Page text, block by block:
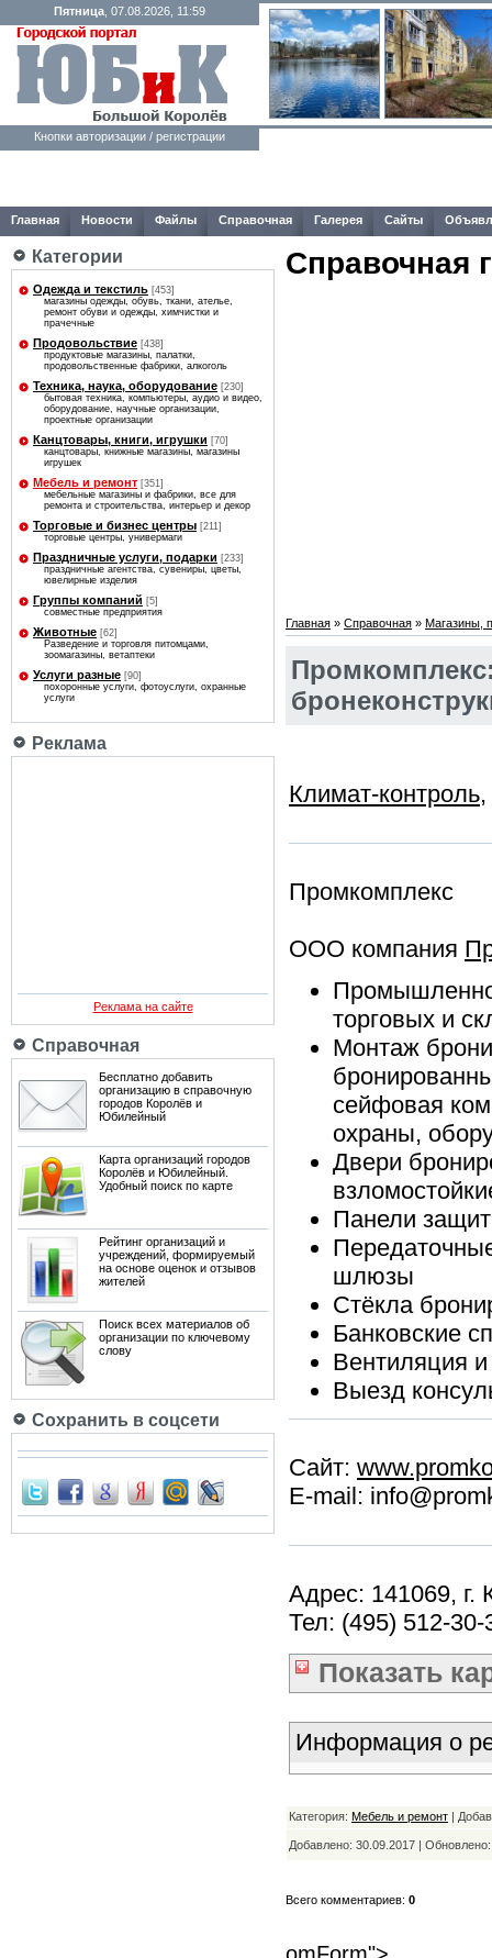
Пятница , 07.08.2026, 11:59
Кнопки авторизации / регистрации
Главная Новости Файлы Справочная Галерея Сайты
Категории
Одежда и текстиль [453]
магазины одежды, обувь, ткани, ателье,
ремонт обуви и одежды, химчистки и
прачечные
Продовольствие [438]
продуктовые магазины, палатки,
продовольственные фабрики, алкоголь
Техника, наука, оборудование [230]
бытовая техника, компьютеры, аудио и видео,
оборудование, научные организации,
проектные организации
Канцтовары, книги, игрушки [70]
канцтовары, книжные магазины, магазины
игрушек
Мебель и ремонт [351]
мебельные магазины и фабрики, все для
ремонта и строительства, интерьер и декор
Торговые и бизнес центры [211]
торговые центры, универмаги
Праздничные услуги, подарки [233]
праздничные агентства, сувениры, цветы,
ювелирные изделия
Группы компаний [5]
совместные предприятия
Животные [62]
Разведение и торговля питомцами,
зоомагазины, ветаптеки
Услуги разные [90]
похоронные услуги, фотоуслуги, охранные
услуги
Реклама
Реклама на сайте
Справочная
Бесплатно добавить
организацию в справочную
городов Королёв и
Юбилейный
Карта организаций городов
Королёв и Юбилейный.
Удобный поиск по карте
Рейтинг организаций и
учреждений, формируемый
на основе оценок и отзывов
жителей
Поиск всех материалов об
организации по ключевому
слову
Сохранить в соцсети
Справочная
Главная » Справочная » Магазины,
Климат-контроль,
Промкомплекс
ООО компания
торговых и
Монтаж
сейфовая
охраны,
Двери
Панели
шлюзы
Стёкла
Банковские
Вентиляция
Выезд
Сайт:
E-mail:
Адрес: 141069, г.
Тел: (495) 512-
Показать
Информация о
Категория: Мебель и ремонт |
Добавлено: 30.09.2017 |
Всего комментариев: 0